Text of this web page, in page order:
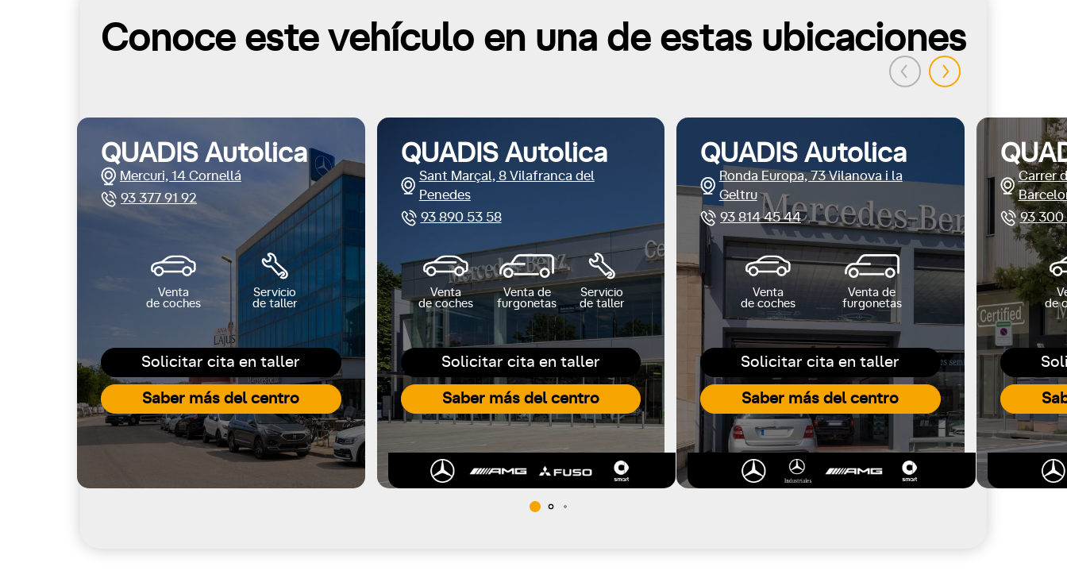
Conoce este vehículo en una de estas ubicaciones
Solicitar cita en taller
Saber más del centro
QUADIS Autolica
Mercuri, 14 Cornellá
93 377 91 92
Venta
de coches
Servicio
de taller
Solicitar cita en taller
Saber más del centro
QUADIS Autolica
Sant Marçal, 8 Vilafranca del
Penedes
93 890 53 58
Venta
de coches
Venta de
furgonetas
Servicio
de taller
Solicitar cita en taller
Saber más del centro
QUADIS Autolica
Ronda Europa, 73 Vilanova i la
Geltru
93 814 45 44
Venta
de coches
Venta de
furgonetas
Carrer
93 300
de